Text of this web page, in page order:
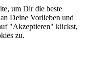
um Dir die beste
Deine Vorlieben und
"Akzeptieren" klickst,
zu.